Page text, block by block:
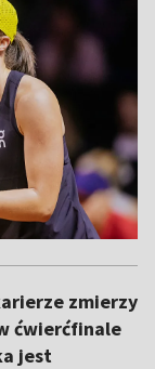
zmierzy
ćwierćfinale
jest